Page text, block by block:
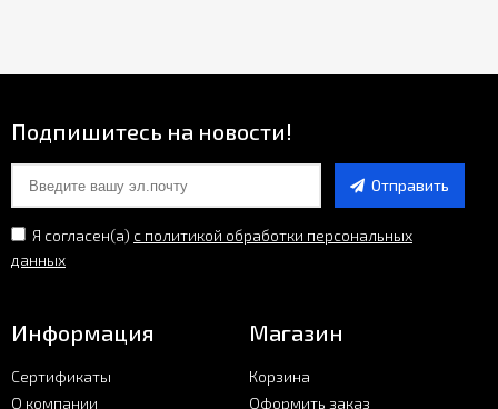
Подпишитесь на новости!
Отправить
Я согласен(a) с политикой обработки персональных
данных
Информация
Сертификаты
О компании
Магазин
Корзина
Оформить заказ